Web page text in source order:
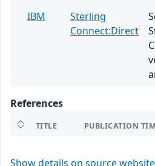
IBM
Sterling
Connect:Direct
References
TITLE PUBLICATION
Show details on source website